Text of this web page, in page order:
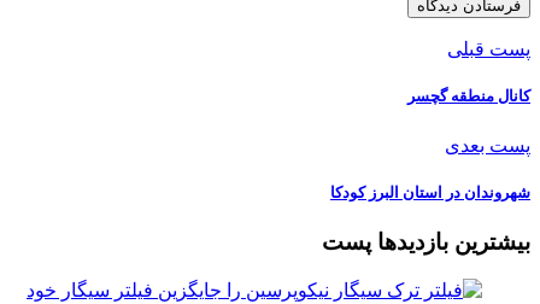
پست قبلی
کانال منطقه گچسر
پست بعدی
شهروندان در استان البرز کودکا
بیشترین بازدیدها پست